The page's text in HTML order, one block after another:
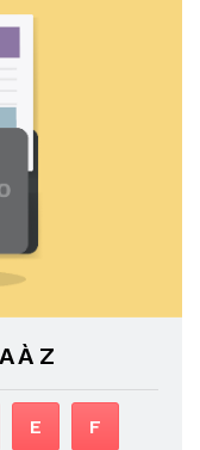
À Z
E F